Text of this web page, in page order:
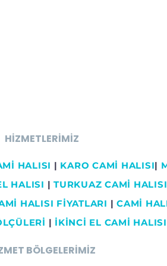
HİZMETLERİMİZ
HALISI | KARO CAMİ HALISI|
HALISI |TURKUAZ CAMİ HALISI
HALISI FİYATLARI | CAMİ
| İKİNCİ EL CAMİ HALISI
BÖLGELERİMİZ